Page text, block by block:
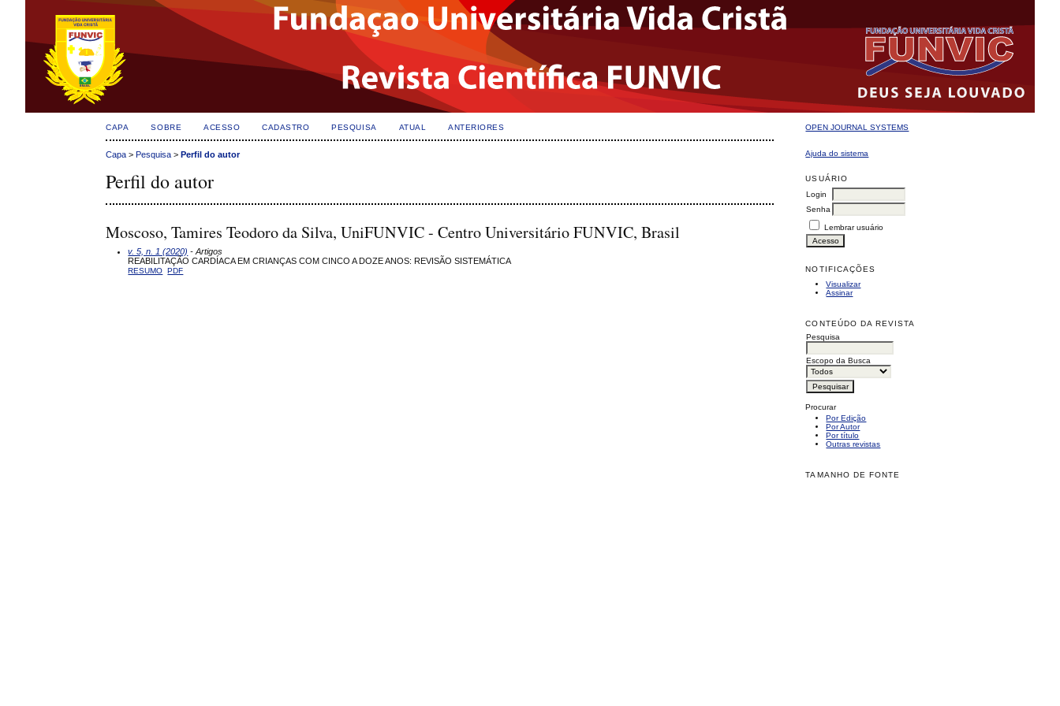
OPEN JOURNAL SYSTEMS
Ajuda do sistema
USUÁRIO
Login
Senha
Lembrar usuário
NOTIFICAÇÕES
Visualizar
Assinar
CONTEÚDO DA REVISTA
Pesquisa
Escopo da Busca
Procurar
Por Edição
Por Autor
Por título
Outras revistas
TAMANHO DE FONTE
CAPA SOBRE ACESSO CADASTRO PESQUISA ATUAL ANTERIORES
Capa >Pesquisa >Perfil do autor
Perfil do autor
Moscoso, Tamires Teodoro da Silva, UniFUNVIC - Centro Universitário FUNVIC, Brasil
v. 5, n. 1 (2020) - Artigos
REABILITAÇÃO CARDÍACA EM CRIANÇAS COM CINCO A DOZE ANOS: REVISÃO SISTEMÁTICA
RESUMO PDF